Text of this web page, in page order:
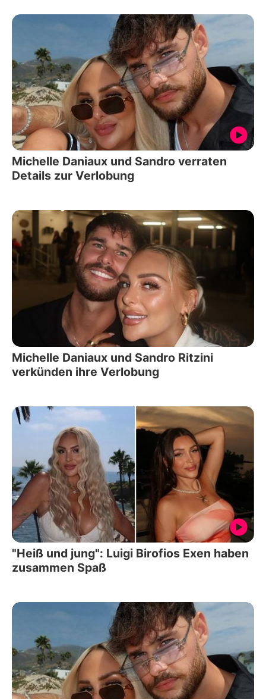
Michelle Daniaux und Sandro verraten
Details zur Verlobung
Michelle Daniaux und Sandro Ritzini
verkünden ihre Verlobung
"Heiß und jung": Luigi Birofios Exen haben
zusammen Spaß